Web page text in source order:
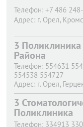
Телефон: +7 486
Адрес: г. Орел,
3
Района
Телефон: 554631
554538 554727
Адрес: г. Орел,
3
Поликлиника
Телефон: 334913